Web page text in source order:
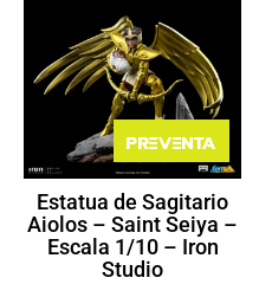
Preventa
Estatua de Sagitario
Aiolos – Saint Seiya –
Escala 1/10 – Iron
Studio